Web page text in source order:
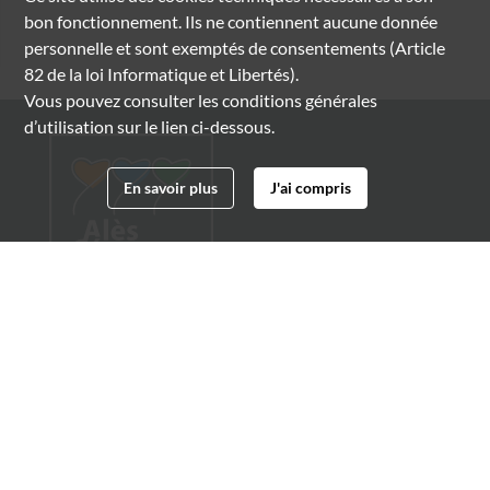
bon fonctionnement. Ils ne contiennent aucune donnée
personnelle et sont exemptés de consentements (Article
82 de la loi Informatique et Libertés).
Vous pouvez consulter les conditions générales
d’utilisation sur le lien ci-dessous.
En savoir plus J'ai compris